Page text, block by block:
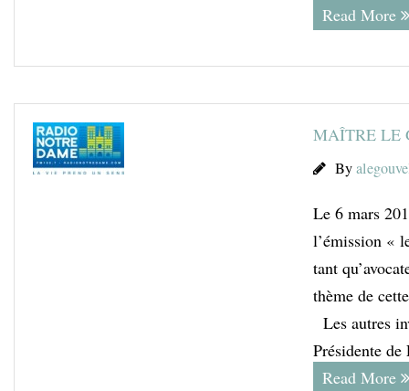
Read More
MAÎTRE LE
By
Le 6 mars
l’émission «
tant
thème de
Les autres
Présidente
Read More